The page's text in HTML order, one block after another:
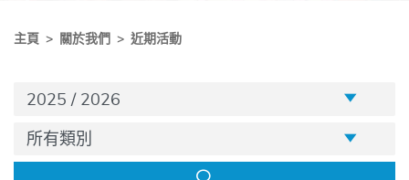
主頁 關於我們 近期活動
2025 / 2026
分類
所有類別